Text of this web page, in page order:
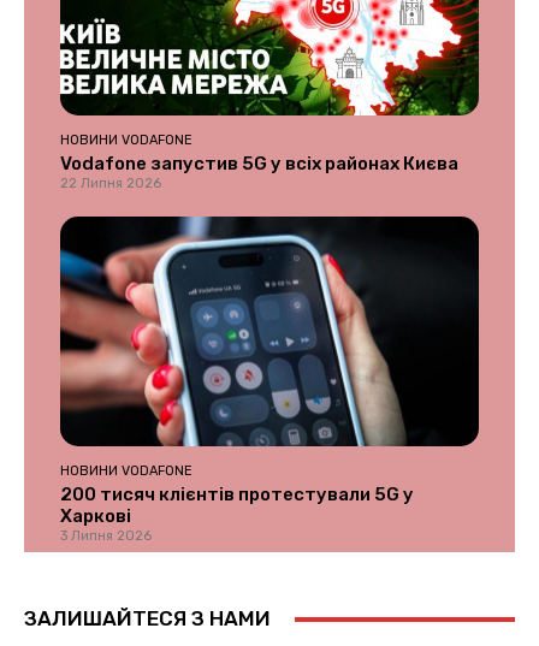
НОВИНИ VODAFONE
Vodafone запустив 5G у всіх районах Києва
22 Липня 2026
НОВИНИ VODAFONE
200 тисяч клієнтів протестували 5G у
Харкові
3 Липня 2026
ЗАЛИШАЙТЕСЯ З НАМИ